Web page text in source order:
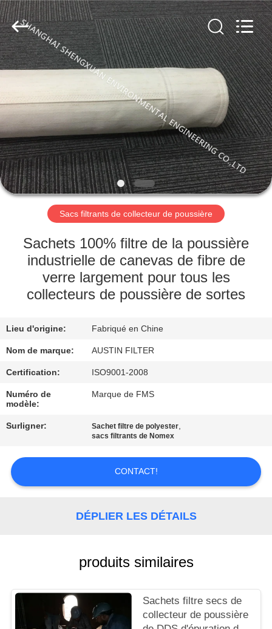
MAISON
PRODUITS
AU
SUJET
DE
NOUS
VISITE
D'USINE
CONTRÔLE
QUALITÉ
CONTACTEZ-
NOUS
DEMANDEZ
UNE
CITATION
PRIVACY
POLICY
Engineering
Co.,LTD.
All
Rights
Reserved.
Developed
by
ECER
Sacs filtrants de collecteur de poussière
Sachets 100% filtre de la poussière
industrielle de canevas de fibre de
verre largement pour tous les
collecteurs de poussière de sortes
Lieu d'origine: Fabriqué en Chine
Nom de marque: AUSTIN FILTER
Certification: ISO9001-2008
Numéro de
modèle:
Marque de FMS
Surligner: Sachet filtre de polyester,
sacs filtrants de Nomex
CONTACT!
DÉPLIER LES DÉTAILS
produits similaires
Sachets filtre secs de
collecteur de poussière